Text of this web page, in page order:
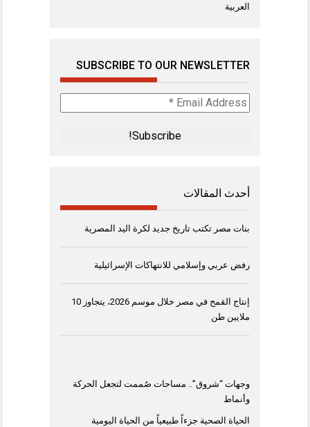
العربية
SUBSCRIBE TO OUR NEWSLETTER
Email
Address
أحدث المقالات
بنات مصر تكتب تاريخ جديد لكرة اليد المصرية
رفض عربي وإسلامي للانتهاكات الإسرائيلية
إنتاج القمح في مصر خلال موسم 2026، يتجاوز 10
ملايين طن
وجهات “شروق”.. مساحات صُممت لتجعل الحركة
وأنماط
الحياة الصحية جزءاً طبيعياً من الحياة اليومية